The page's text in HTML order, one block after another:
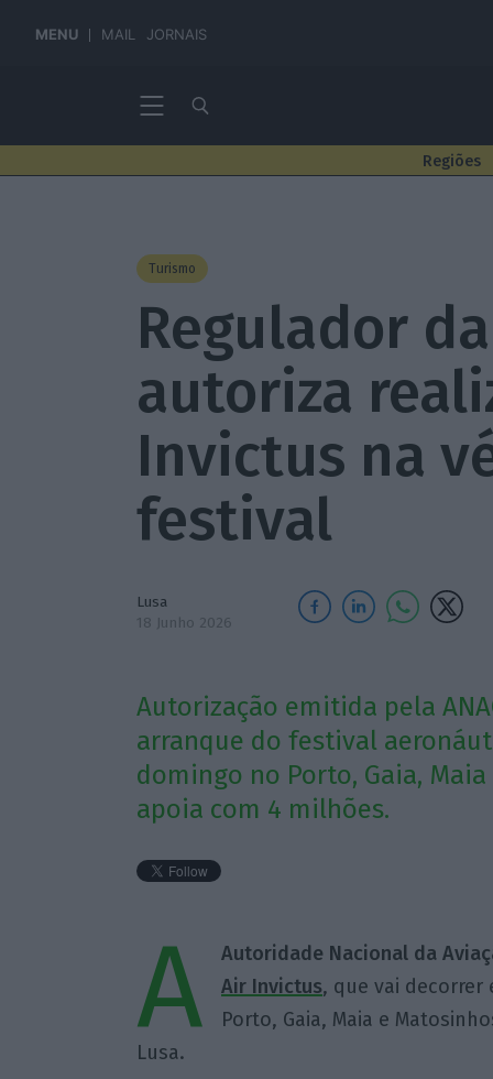
MENU MAIL JORNAIS
Regiões
Turismo
Regulador
autoriza
Invictus na
festival
Lusa
18 Junho 2026
Autorização emitida pela
arranque do festival
domingo no Porto, Gaia,
apoia com 4 milhões.
A
Autoridade Nacional da
Air Invictus, que vai decorrer
Porto, Gaia, Maia e
Lusa.